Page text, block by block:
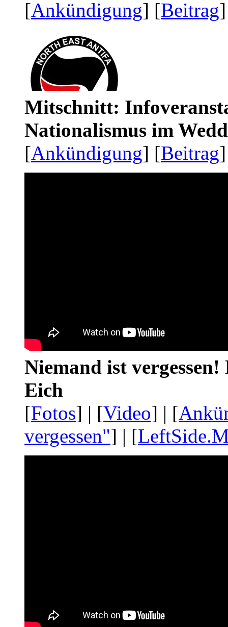
[Ankündigung] [Beitrag
Mitschnitt:
Nationalismus im
[Ankündigung] [Beitrag
Niemand ist
Eich
[Fotos] | [Video] | [
vergessen"] | [